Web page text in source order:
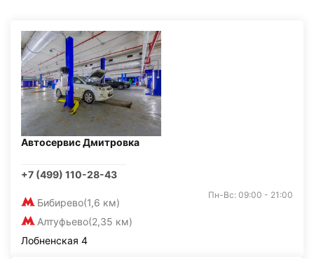
Автосервис Дмитровка
+7 (499) 110-28-43
Бибирево(1,6 км)
Алтуфьево(2,35 км)
Пн-Вс: 09:00 - 21:00
Лобненская 4